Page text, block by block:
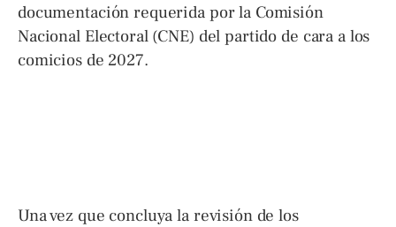
documentación requerida por la Comisión
Nacional Electoral (CNE) del partido de cara a los
comicios de 2027.
Una vez que concluya la revisión de los